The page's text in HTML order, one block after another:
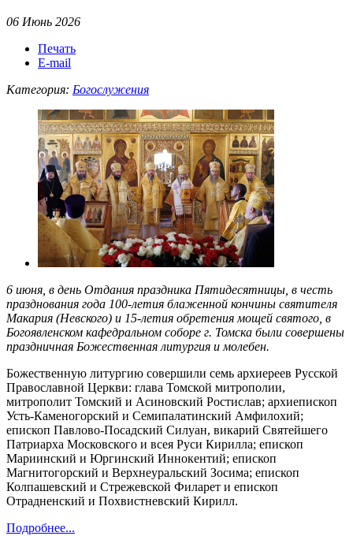
06 Июнь 2026
Печать
E-mail
Категория: Богослужения
6 июня, в день Отдания праздника Пятидесятницы, в честь
празднования года 100-летия блаженной кончины святителя
Макария (Невского) и 15-летия обретения мощей святого, в
Богоявленском кафедральном соборе г. Томска были совершены
праздничная Божественная литургия и молебен.
Божественную литургию совершили семь архиереев Русской
Православной Церкви: глава Томской митрополии,
митрополит Томский и Асиновский Ростислав; архиепископ
Усть-Каменогорский и Семипалатинский Амфилохий;
епископ Павлово-Посадский Силуан, викарий Святейшего
Патриарха Московского и всея Руси Кирилла; епископ
Мариинский и Юргинский Иннокентий; епископ
Магнитогорский и Верхнеуральский Зосима; епископ
Колпашевский и Стрежевской Филарет и епископ
Отрадненский и Похвистневский Кирилл.
Подробнее...